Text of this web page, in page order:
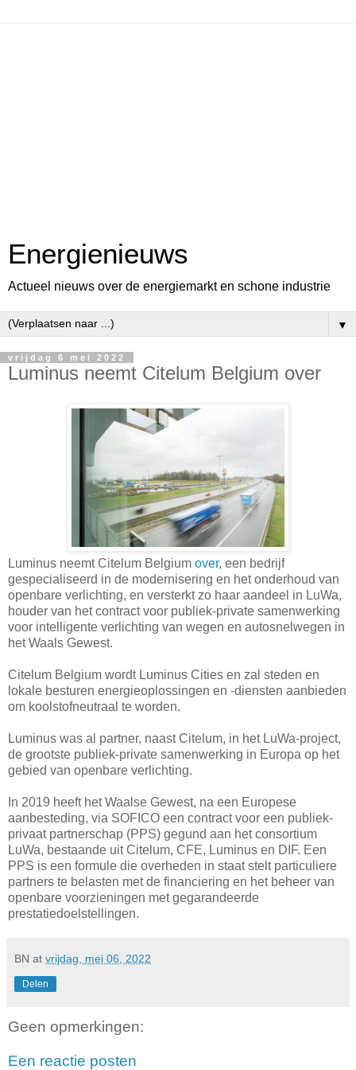
Energienieuws
Actueel nieuws over de energiemarkt en schone industrie
▼
vrijdag 6 mei 2022
Luminus neemt Citelum Belgium over
Luminus neemt Citelum Belgium over, een bedrijf
gespecialiseerd in de modernisering en het onderhoud van
openbare verlichting, en versterkt zo haar aandeel in LuWa,
houder van het contract voor publiek-private samenwerking
voor intelligente verlichting van wegen en autosnelwegen in
het Waals Gewest.
Citelum Belgium wordt Luminus Cities en zal steden en
lokale besturen energieoplossingen en -diensten aanbieden
om koolstofneutraal te worden.
Luminus was al partner, naast Citelum, in het LuWa-project,
de grootste publiek-private samenwerking in Europa op het
gebied van openbare verlichting.
In 2019 heeft het Waalse Gewest, na een Europese
aanbesteding, via SOFICO een contract voor een publiek-
privaat partnerschap (PPS) gegund aan het consortium
LuWa, bestaande uit Citelum, CFE, Luminus en DIF. Een
PPS is een formule die overheden in staat stelt particuliere
partners te belasten met de financiering en het beheer van
openbare voorzieningen met gegarandeerde
prestatiedoelstellingen.
BN at vrijdag, mei 06, 2022
Delen
Geen opmerkingen:
Een reactie posten